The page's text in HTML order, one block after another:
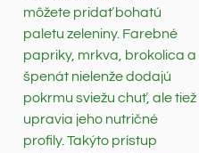
môžete pridať bohatú
paletu zeleniny. Farebné
papriky, mrkva, brokolica a
špenát nielenže dodajú
pokrmu sviežu chuť, ale tiež
upravia jeho nutričné
profily. Takýto prístup